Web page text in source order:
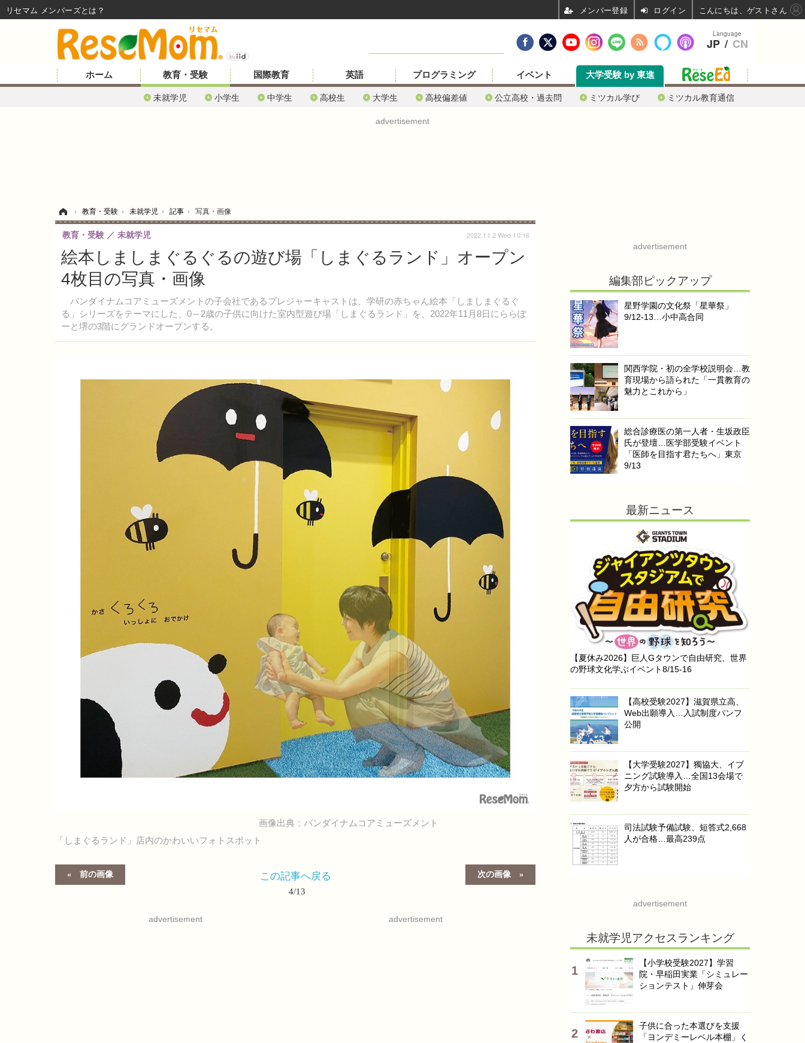
ホーム 教育・受験
未就学児 小学生 中学生 高校生 大学生 高校偏差値 公立高校・過去問 ミツカル学び ミツカル教育通信
国際教育 英語 プログラミング イベント 大学受験 by 東進
advertisement
› 教育・受験 › 未就学児 › 記事 › 写真・画像
絵本しましまぐるぐるの遊び場「しまぐるランド」オープン
4枚目の写真・画像
バンダイナムコアミューズメントの子会社であるプレジャーキャストは、学研の赤ちゃん絵本「しましまぐるぐ
る」シリーズをテーマにした、0～2歳の子供に向けた室内型遊び場「しまぐるランド」を、2022年11月8日にららぽ
ーと堺の3階にグランドオープンする。
教育・受験 未就学児 2022.11.2 Wed 10:16
画像出典：バンダイナムコアミューズメント
「しまぐるランド」店内のかわいいフォトスポット
前の画像 次の画像
この記事へ戻る
4/13
advertisement advertisement
advertisement
編集部ピックアップ
星野学園の文化祭「星華祭」
9/12-13…小中高合同
関西学院・初の全学校説明会…教
育現場から語られた「一貫教育の
魅力とこれから」
総合診療医の第一人者・生坂政臣
氏が登壇…医学部受験イベント
「医師を目指す君たちへ」東京
9/13
最新ニュース
【夏休み2026】巨人Gタウンで自由研究、世界
の野球文化学ぶイベント8/15-16
【高校受験2027】滋賀県立高、
Web出願導入…入試制度パンフ
公開
【大学受験2027】獨協大、イブ
ニング試験導入…全国13会場で
夕方から試験開始
司法試験予備試験、短答式2,668
人が合格…最高239点
advertisement
未就学児アクセスランキング
【小学校受験2027】学習
院・早稲田実業「シミュレー
ションテスト」伸芽会
子供に合った本選びを支援
「ヨンデミーレベル本棚」く
Language
JP / CN
リセマム メンバーズ ログイン こんにちは、ゲストさん